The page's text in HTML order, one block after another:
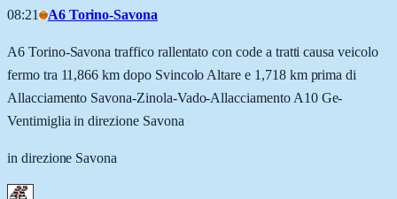
08:21 A6 Torino-Savona
A6 Torino-Savona traffico rallentato con code a tratti causa veicolo
fermo tra 11,866 km dopo Svincolo Altare e 1,718 km prima di
Allacciamento Savona-Zinola-Vado-Allacciamento A10 Ge-
Ventimiglia in direzione Savona
in direzione Savona